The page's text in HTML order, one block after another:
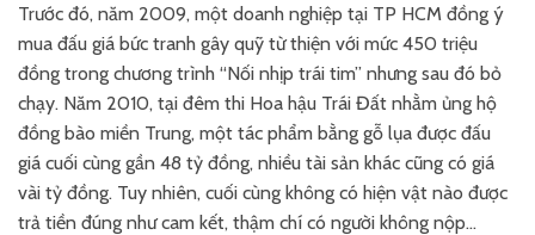
Trước đó, năm 2009, một doanh nghiệp tại TP HCM đồng ý
mua đấu giá bức tranh gây quỹ từ thiện với mức 450 triệu
đồng trong chương trình “Nối nhịp trái tim” nhưng sau đó bỏ
chạy. Năm 2010, tại đêm thi Hoa hậu Trái Đất nhằm ủng hộ
đồng bào miền Trung, một tác phẩm bằng gỗ lụa được đấu
giá cuối cùng gần 48 tỷ đồng, nhiều tài sản khác cũng có giá
vài tỷ đồng. Tuy nhiên, cuối cùng không có hiện vật nào được
trả tiền đúng như cam kết, thậm chí có người không nộp…